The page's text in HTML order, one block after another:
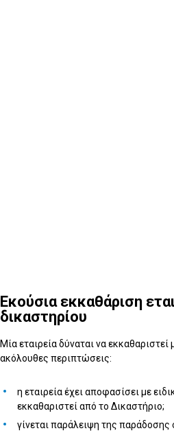
Εκούσια εκκαθάριση
δικαστηρίου
Μία εταιρεία δύναται να
ακόλουθες περιπτώσεις:
η εταιρεία έχει αποφασίσει με
εκκαθαριστεί από το Δικαστήριο;
γίνεται παράλειψη της